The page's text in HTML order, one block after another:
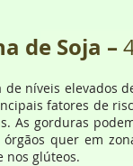
de Soja –
de níveis elevados
fatores de
As gorduras
quer em
nos glúteos.